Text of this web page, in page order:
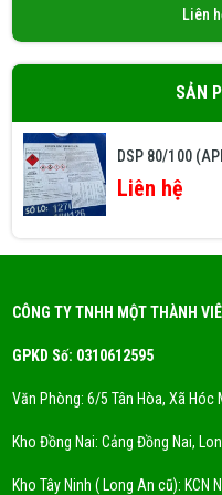
Liên
SẢN
DSP 80/100
Liên hệ
CÔNG TY TNHH MỘT THÀNH
GPKD Số: 0310612595
Văn Phòng: 6/5 Tân Hòa, Xã Hóc
Kho Đồng Nai: Cảng Đồng Nai,
Kho Tây Ninh ( Long An cũ): KCN